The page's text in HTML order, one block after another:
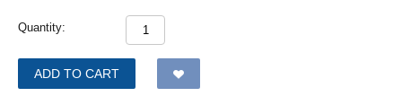
Quantity:
ADD TO CART